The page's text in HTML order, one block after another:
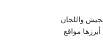
أبريل الجاري عن إحكام الجيش واللجان
بالكامل في محافظة البيضاء، كما طهروا أكثر من 20 موقعا أبرزها مواقع